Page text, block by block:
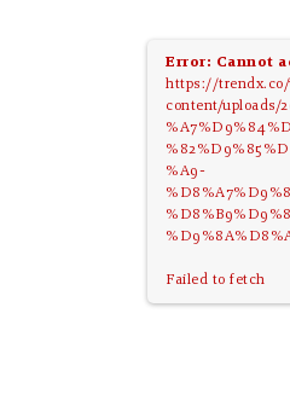
Error: Cannot
https://trendx.co/
content/uploads/
%A9-
Failed to fetch